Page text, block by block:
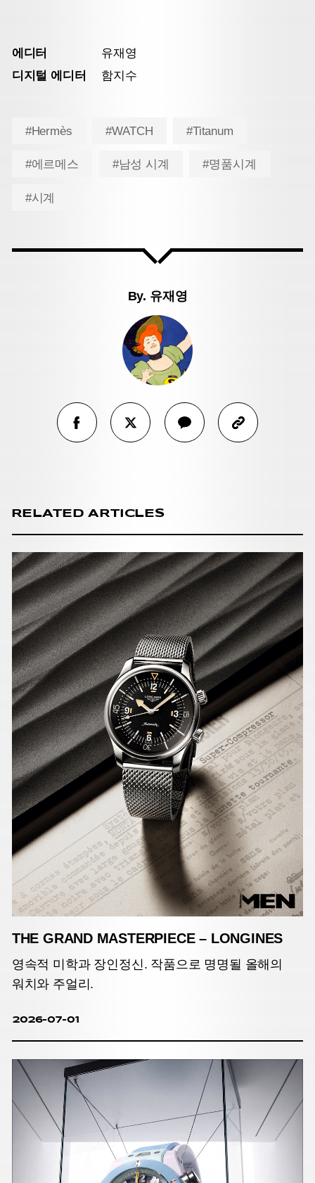
에디터
유재영
디지털 에디터
함지수
#Hermès #WATCH #Titanum
#에르메스 #남성 시계 #명품시계
#시계
By. 유재영
RELATED ARTICLES
THE GRAND MASTERPIECE – LONGINES
영속적 미학과 장인정신. 작품으로 명명될 올해의
워치와 주얼리.
2026-07-01